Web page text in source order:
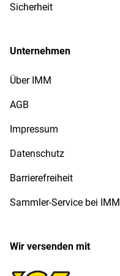
Sicherheit
Unternehmen
Über IMM
AGB
Impressum
Datenschutz
Barrierefreiheit
Sammler-Service bei IMM
Wir versenden mit